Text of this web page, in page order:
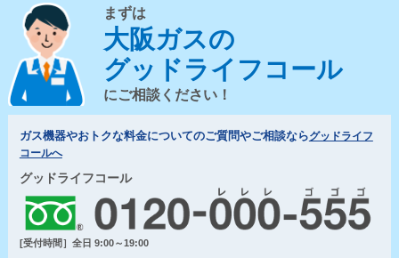
まずは
大阪ガスの
グッドライフコール
にご相談ください！
ガス機器やおトクな料金についてのご質問やご相談ならグッドライフ
コールへ
グッドライフコール
[受付時間］全日 9:00～19:00